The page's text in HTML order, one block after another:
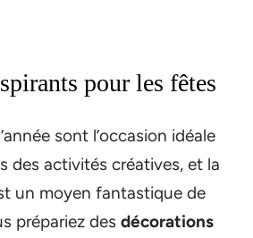
pour les fêtes
sont l’occasion idéale
des activités créatives, et la
un moyen fantastique de
prépariez des décorations